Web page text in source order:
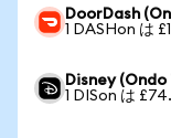
DoorDash
1 DASHon は
Disney (Ondo
1 DISon は